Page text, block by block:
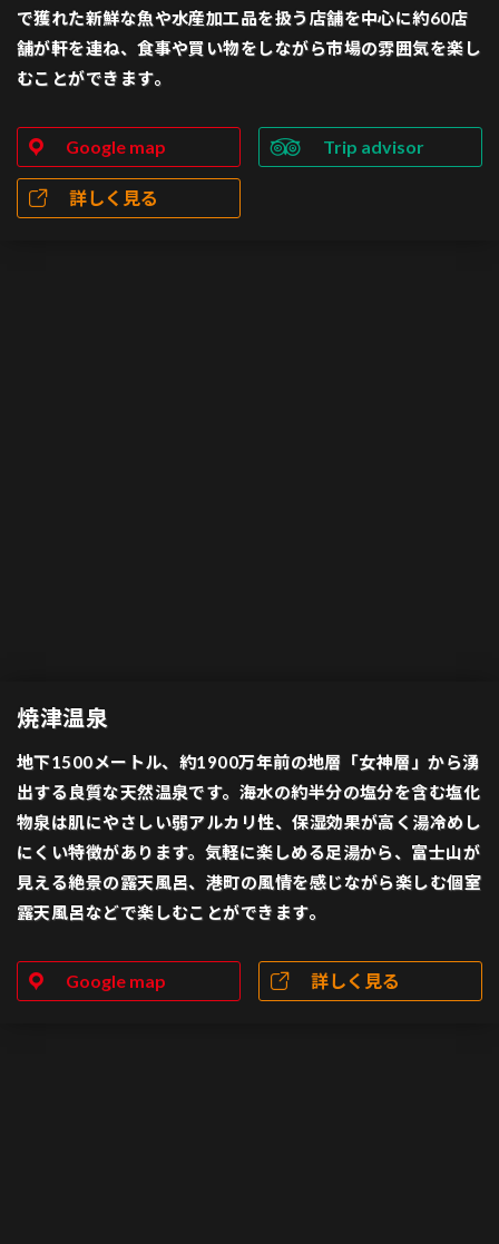
で獲れた新鮮な魚や水産加工品を扱う店舗を中心に約60店
舗が軒を連ね、食事や買い物をしながら市場の雰囲気を楽し
むことができます。
Google map Trip advisor
詳しく見る
焼津温泉
地下1500メートル、約1900万年前の地層「女神層」から湧
出する良質な天然温泉です。海水の約半分の塩分を含む塩化
物泉は肌にやさしい弱アルカリ性、保湿効果が高く湯冷めし
にくい特徴があります。気軽に楽しめる足湯から、富士山が
見える絶景の露天風呂、港町の風情を感じながら楽しむ個室
露天風呂などで楽しむことができます。
Google map 詳しく見る